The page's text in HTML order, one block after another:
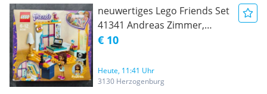
neuwertiges Lego Friends Set
41341 Andreas Zimmer,
vollständig in OVP, Versand
Herzogenburg
€ 10
Heute, 11:41 Uhr
3130 Herzogenburg